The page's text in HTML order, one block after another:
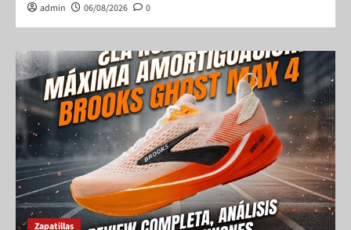
admin 06/08/2026 0
Zapatillas